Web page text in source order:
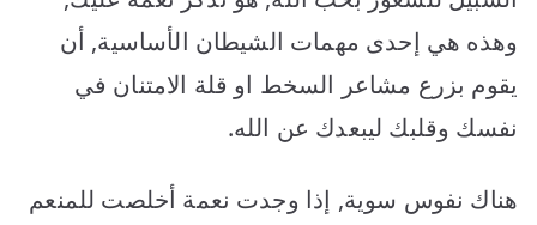
وهذه هي إحدى مهمات الشيطان الأساسية, أن
يقوم بزرع مشاعر السخط او قلة الامتنان في
نفسك وقلبك ليبعدك عن الله.
هناك نفوس سوية, إذا وجدت نعمة أخلصت للمنعم